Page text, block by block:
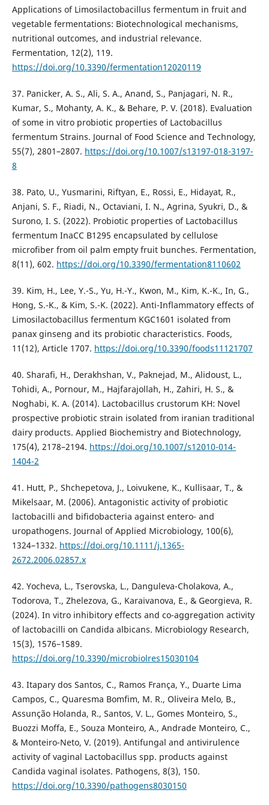
Applications of Limosilactobacillus fermentum in fruit and
vegetable fermentations: Biotechnological mechanisms,
nutritional outcomes, and industrial relevance.
Fermentation, 12(2), 119.
https://doi.org/10.3390/fermentation12020119
37. Panicker, A. S., Ali, S. A., Anand, S., Panjagari, N. R.,
Kumar, S., Mohanty, A. K., & Behare, P. V. (2018). Evaluation
of some in vitro probiotic properties of Lactobacillus
fermentum Strains. Journal of Food Science and Technology,
55(7), 2801–2807. https://doi.org/10.1007/s13197-018-3197-
8
38. Pato, U., Yusmarini, Riftyan, E., Rossi, E., Hidayat, R.,
Anjani, S. F., Riadi, N., Octaviani, I. N., Agrina, Syukri, D., &
Surono, I. S. (2022). Probiotic properties of Lactobacillus
fermentum InaCC B1295 encapsulated by cellulose
microfiber from oil palm empty fruit bunches. Fermentation,
8(11), 602. https://doi.org/10.3390/fermentation8110602
39. Kim, H., Lee, Y.-S., Yu, H.-Y., Kwon, M., Kim, K.-K., In, G.,
Hong, S.-K., & Kim, S.-K. (2022). Anti-Inflammatory effects of
Limosilactobacillus fermentum KGC1601 isolated from
panax ginseng and its probiotic characteristics. Foods,
11(12), Article 1707. https://doi.org/10.3390/foods11121707
40. Sharafi, H., Derakhshan, V., Paknejad, M., Alidoust, L.,
Tohidi, A., Pornour, M., Hajfarajollah, H., Zahiri, H. S., &
Noghabi, K. A. (2014). Lactobacillus crustorum KH: Novel
prospective probiotic strain isolated from iranian traditional
dairy products. Applied Biochemistry and Biotechnology,
175(4), 2178–2194. https://doi.org/10.1007/s12010-014-
1404-2
41. Hutt, P., Shchepetova, J., Loivukene, K., Kullisaar, T., &
Mikelsaar, M. (2006). Antagonistic activity of probiotic
lactobacilli and bifidobacteria against entero- and
uropathogens. Journal of Applied Microbiology, 100(6),
1324–1332. https://doi.org/10.1111/j.1365-
2672.2006.02857.x
42. Yocheva, L., Tserovska, L., Danguleva-Cholakova, A.,
Todorova, T., Zhelezova, G., Karaivanova, E., & Georgieva, R.
(2024). In vitro inhibitory effects and co-aggregation activity
of lactobacilli on Candida albicans. Microbiology Research,
15(3), 1576–1589.
https://doi.org/10.3390/microbiolres15030104
43. Itapary dos Santos, C., Ramos França, Y., Duarte Lima
Campos, C., Quaresma Bomfim, M. R., Oliveira Melo, B.,
Assunção Holanda, R., Santos, V. L., Gomes Monteiro, S.,
Buozzi Moffa, E., Souza Monteiro, A., Andrade Monteiro, C.,
& Monteiro-Neto, V. (2019). Antifungal and antivirulence
activity of vaginal Lactobacillus spp. products against
Candida vaginal isolates. Pathogens, 8(3), 150.
https://doi.org/10.3390/pathogens8030150